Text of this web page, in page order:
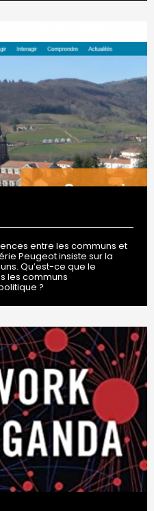
entre les communs et
Peugeot insiste sur la
Qu’est-ce que le
les communs
?